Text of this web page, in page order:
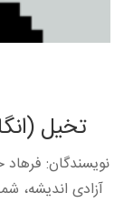
تخیل
نویسندگان: